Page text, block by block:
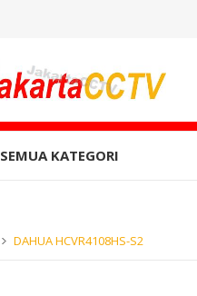
SEMUA KATEGORI
DAHUA HCVR4108HS-S2